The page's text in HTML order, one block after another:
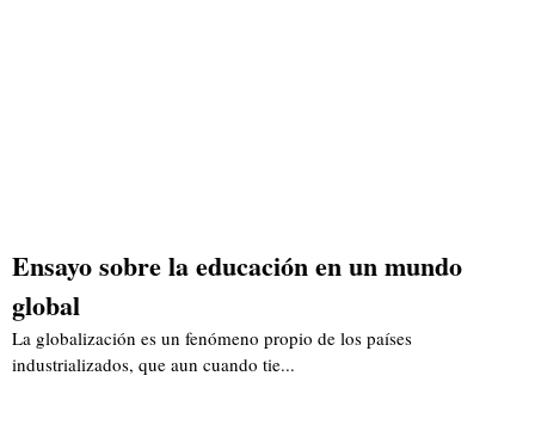
Ensayo sobre la educación en un mundo
global
La globalización es un fenómeno propio de los países
industrializados, que aun cuando tie...